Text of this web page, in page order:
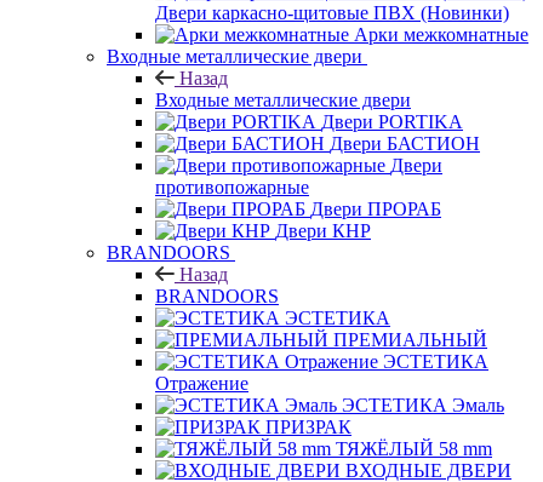
Двери каркасно-щитовые ПВХ (Новинки)
Арки межкомнатные
Входные металлические двери
Назад
Входные металлические двери
Двери PORTIKA
Двери БАСТИОН
Двери
противопожарные
Двери ПРОРАБ
Двери КНР
BRANDOORS
Назад
BRANDOORS
ЭСТЕТИКА
ПРЕМИАЛЬНЫЙ
ЭСТЕТИКА
Отражение
ЭСТЕТИКА Эмаль
ПРИЗРАК
ТЯЖЁЛЫЙ 58 mm
ВХОДНЫЕ ДВЕРИ